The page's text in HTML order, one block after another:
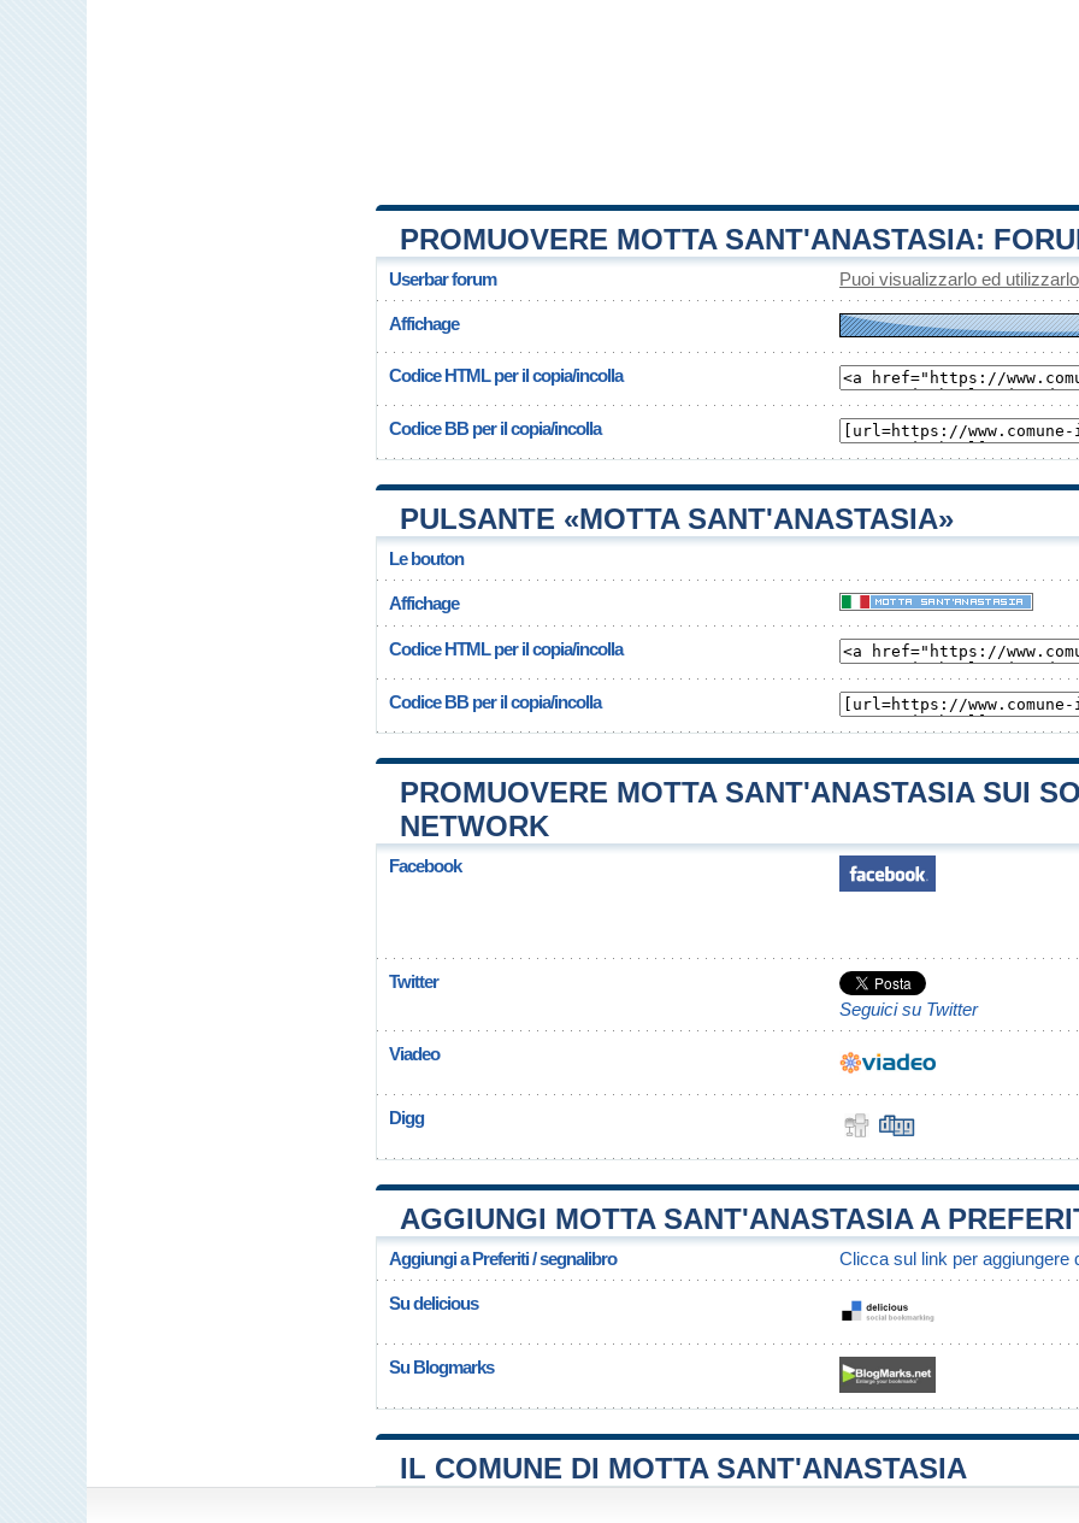
PROMUOVERE MOTTA SANT'ANASTASIA:
Userbar forum Puoi visualizzarlo ed
Affichage
Codice HTML per il copia/incolla
Codice BB per il copia/incolla
PULSANTE «MOTTA SANT'ANASTASIA»
Le bouton
Affichage
Codice HTML per il copia/incolla
Codice BB per il copia/incolla
PROMUOVERE MOTTA SANT'ANASTASIA SUI
NETWORK
Facebook
Twitter
Seguici su Twitter
Viadeo
Digg
AGGIUNGI MOTTA SANT'ANASTASIA A
Aggiungi a Preferiti / segnalibro Clicca sul link per aggiungere
Su delicious
Su Blogmarks
IL COMUNE DI MOTTA SANT'ANASTASIA